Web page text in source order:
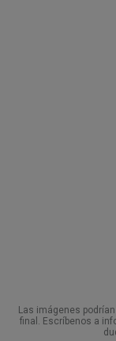
Las imágenes
final. Escríbenos a